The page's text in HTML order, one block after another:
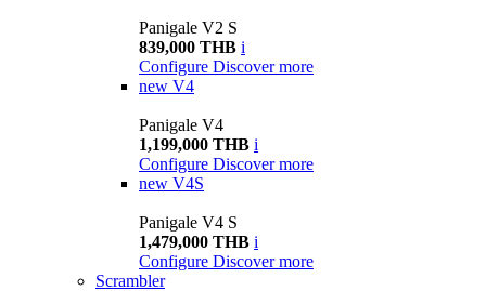
Panigale V2 S
839,000 THB i
Configure Discover more
new V4
Panigale V4
1,199,000 THB i
Configure Discover more
new V4S
Panigale V4 S
1,479,000 THB i
Configure Discover more
Scrambler